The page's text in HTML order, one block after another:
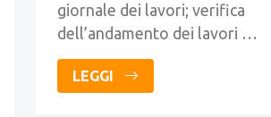
giornale dei lavori; verifica
dell’andamento dei lavori …
LEGGI